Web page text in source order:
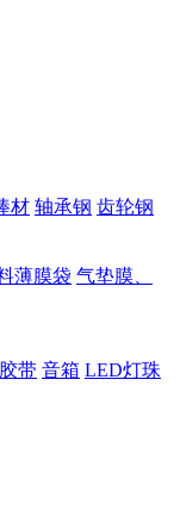
材 轴承钢 齿轮钢
薄膜袋 气垫膜、
带 音箱 LED灯珠